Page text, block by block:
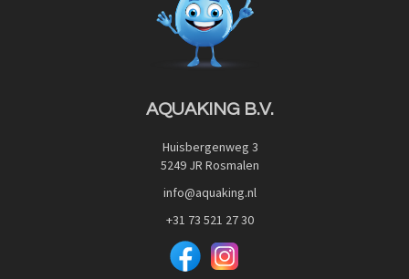
Veilig betalen met:
Red Label Filter Series
Nishikigoi-Ô
JPD Japan Pet Design
AQUAKING B.V.
Huisbergenweg 3
5249 JR Rosmalen
info@aquaking.nl
+31 73 521 27 30